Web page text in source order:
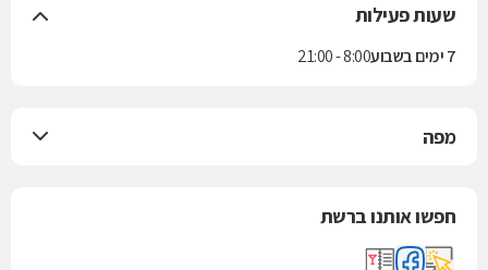
שעות פעילות
7 ימים בשבוע 8:00 - 21:00
מפה
חפשו אותנו ברשת